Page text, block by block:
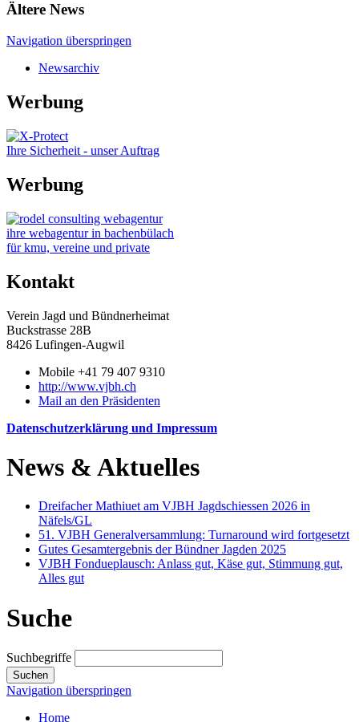
Ältere News
Navigation überspringen
Newsarchiv
Werbung
Ihre Sicherheit - unser Auftrag
Werbung
ihre webagentur in bachenbülach
für kmu, vereine und private
Kontakt
Verein Jagd und Bündnerheimat
Buckstrasse 28B
8426 Lufingen-Augwil
Mobile +41 79 407 9310
http://www.vjbh.ch
Mail an den Präsidenten
Datenschutzerklärung und Impressum
News & Aktuelles
Dreifacher Mathiuet am VJBH Jagdschiessen 2026 in
Näfels/GL
51. VJBH Generalversammlung: Turnaround wird fortgesetzt
Gutes Gesamtergebnis der Bündner Jagden 2025
VJBH Fondueplausch: Anlass gut, Käse gut, Stimmung gut,
Alles gut
Suche
Suchbegriffe
Suchen
Navigation überspringen
Home